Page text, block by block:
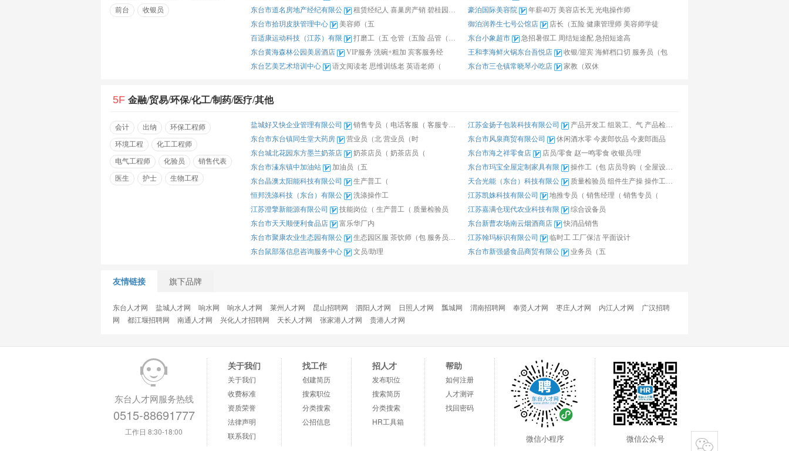
前台 收银员
东台市道名房地产经纪有限公
租赁经纪人 喜巢房产销 碧桂园房产 豪泊国际美容院 年薪40万 美容店长无 光电操作师
东台市拾玥皮肤管理中心
美容师（五 御泊润养生七号公馆店 店长（五险 健康管理师 美容师学徒
百适康运动科技（江苏）有限
打磨工（五 仓管（五险 品管（五险 东台小象超市 急招暑假工 周结短途配 急招短途高
东台黄海森林公园美居酒店
VIP服务 洗碗+粗加 宾客服务经 王和李海鲜火锅东台吾悦店 收银/迎宾 海鲜档口切 服务员（包
东台艺美艺术培训中心
语文阅读老 思维训练老 英语老师（ 东台市三仓镇常晓琴小吃店 家教（双休
5F 金融/贸易/环保/化工/制药/医疗/其他
会计 出纳 环保工程师
环境工程 化工工程师
电气工程师 化验员 销售代表
医生 护士 生物工程
盐城好又快企业管理有限公司 销售专员（ 电话客服（ 客服专员（ 江苏金扬子包装科技有限公司 产品开发工 组装工、气 产品检选（
东台市东台镇同生堂大药房
营业员（北 营业员（时 东台市风泉商贸有限公司 休闲酒水零 今麦郎饮品 今麦郎面品
东台城北花园东方墨兰奶茶店
奶茶店员（ 奶茶店员（ 东台市海之祥零食店 店员/零食 赵一鸣零食 收银员/理
东台市溱东镇中加油站
加油员（五 东台市玛宝全屋定制家具有限 操作工（包 店员导购（ 全屋设计师
东台晶澳太阳能科技有限公司
生产普工（ 天合光能（东台）科技有限公 质量检验员 组件生产操 操作工（五
恒邦洗涤科技（东台）有限公
洗涤操作工 江苏凯姝科技有限公司 地推专员（ 销售经理（ 销售专员（
江苏澄擎新能源有限公司
技能岗位（ 生产普工（ 质量检验员 江苏嘉满仓现代农业科技有限
综合设备员
东台市天天顺便利食品店
富乐华厂内 东台新曹农场南云烟酒商店
快消品销售
东台市聚康农业生态园有限公
生态园区服 茶饮师（包 服务员（兼 江苏翰玛标识有限公司 临时工 工厂保洁 平面设计
东台鼠部落信息咨询服务中心
文员/助理 东台市新强盛食品商贸有限公 业务员（五
友情链接 旗下品牌
东台人才网 盐城人才网 响水网 响水人才网 莱州人才网 昆山招聘网 泗阳人才网 日照人才网 瓢城网 渭南招聘网 奉贤人才网 枣庄人才网 内江人才网
广汉招聘
网
都江堰招聘网 南通人才网 兴化人才招聘网 天长人才网 张家港人才网 贵港人才网
东台人才网服务热线
0515-88691777
工作日 8:30-18:00
关于我们
关于我们
收费标准
资质荣誉
法律声明
联系我们
找工作
创建简历
搜索职位
分类搜索
公招信息
招人才
发布职位
搜索简历
分类搜索
HR工具箱
帮助
如何注册
人才测评
找回密码
微信小程序 微信公众号